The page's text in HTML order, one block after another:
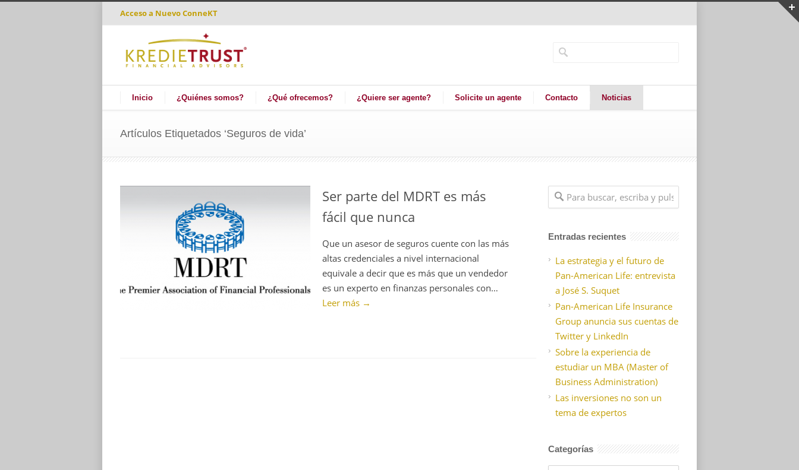
Acceso a Nuevo ConneKT
Inicio ¿Quiénes somos? ¿Qué ofrecemos? ¿Quiere ser agente? Solicite un agente Contacto Noticias
Artículos Etiquetados ‘Seguros de vida’
Ser parte del MDRT es más
fácil que nunca
Que un asesor de seguros cuente con las más
altas credenciales a nivel internacional
equivale a decir que es más que un vendedor
es un experto en finanzas personales con…
Leer más →
Entradas recientes
La estrategia y el futuro de
Pan-American Life: entrevista
a José S. Suquet
Pan-American Life Insurance
Group anuncia sus cuentas de
Twitter y LinkedIn
Sobre la experiencia de
estudiar un MBA (Master of
Business Administration)
Las inversiones no son un
tema de expertos
Categorías